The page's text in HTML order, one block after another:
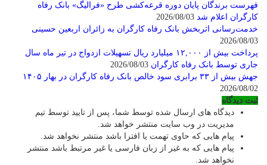
فهرست برندگان پایان دوره قرعه‌کشی طرح «فرالیگ» بانک رفاه
کارگران اعلام شد
خدمت‌رسانی اثربخش بانک رفاه کارگران به زائران اربعین حسینی
2026/08/03
پرداخت بیش از ۱۲,۰۰۰ میلیارد ریال تسهیلات ازدواج در تیر ماه سال
جاری توسط بانک رفاه کارگران
جهش بیش از ۳۳ برابری سود خالص بانک رفاه کارگران در بهار ۱۴۰۵
2026/08/02
ثبت دیدگاه
دیدگاه های ارسال شده توسط شما، پس از تایید توسط تیم
مدیریت در وب سایت منتشر خواهد شد.
پیام هایی که حاوی تهمت یا افترا باشد منتشر نخواهد شد.
پیام هایی که به غیر از زبان فارسی یا غیر مرتبط باشد منتشر
نخواهد شد.